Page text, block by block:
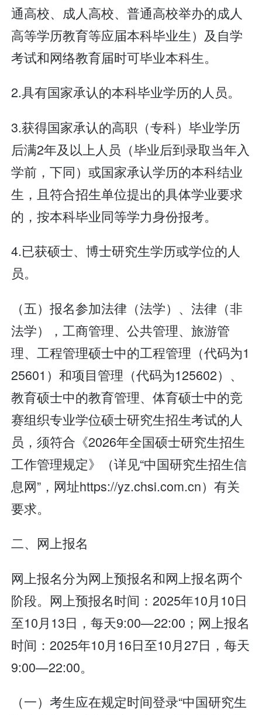
通高校、成人高校、普通高校举办的成人
高等学历教育等应届本科毕业生）及自学
考试和网络教育届时可毕业本科生。
2.具有国家承认的本科毕业学历的人员。
3.获得国家承认的高职（专科）毕业学历
后满2年及以上人员（毕业后到录取当年入
学前，下同）或国家承认学历的本科结业
生，且符合招生单位提出的具体学业要求
的，按本科毕业同等学力身份报考。
4.已获硕士、博士研究生学历或学位的人
员。
（五）报名参加法律（法学）、法律（非
法学），工商管理、公共管理、旅游管
理、工程管理硕士中的工程管理（代码为1
25601）和项目管理（代码为125602）、
教育硕士中的教育管理、体育硕士中的竞
赛组织专业学位硕士研究生招生考试的人
员，须符合《2026年全国硕士研究生招生
工作管理规定》（详见“中国研究生招生信
息网”，网址https://yz.chsi.com.cn）有关
要求。
二、网上报名
网上报名分为网上预报名和网上报名两个
阶段。网上预报名时间：2025年10月10日
至10月13日，每天9:00—22:00；网上报名
时间：2025年10月16日至10月27日，每天
9:00—22:00。
（一）考生应在规定时间登录“中国研究生